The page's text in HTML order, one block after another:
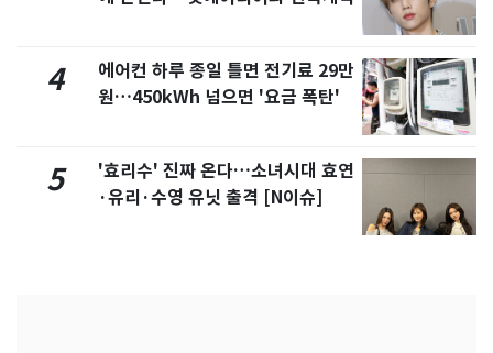
4
에어컨 하루 종일 틀면 전기료 29만
원…450kWh 넘으면 '요금 폭탄'
5
'효리수' 진짜 온다…소녀시대 효연
·유리·수영 유닛 출격 [N이슈]